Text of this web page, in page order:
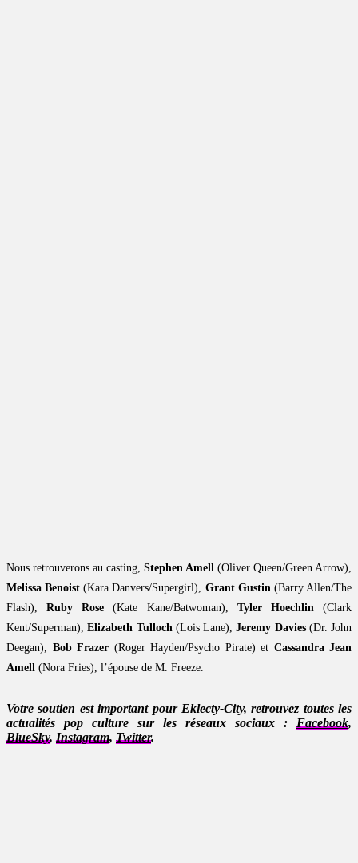
Nous retrouverons au casting, Stephen Amell (Oliver Queen/Green Arrow),
Melissa Benoist (Kara Danvers/Supergirl), Grant Gustin(Barry Allen/The
Flash),Ruby Rose (Kate Kane/Batwoman), Tyler Hoechlin(Clark
Kent/Superman),Elizabeth Tulloch(Lois Lane),Jeremy Davies(Dr. John
Deegan), Bob Frazer (Roger Hayden/Psycho Pirate) et Cassandra Jean
Amell (Nora Fries), l’épouse de M. Freeze.
Votre soutien est important pour Eklecty-City, retrouvez toutes les
actualités pop culture sur les réseaux sociaux : Facebook,
BlueSky, Instagram, Twitter.